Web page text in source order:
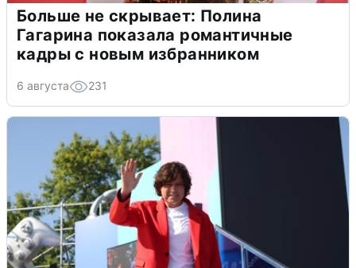
Больше не скрывает: Полина
Гагарина показала романтичные
кадры с новым избранником
6 августа 231